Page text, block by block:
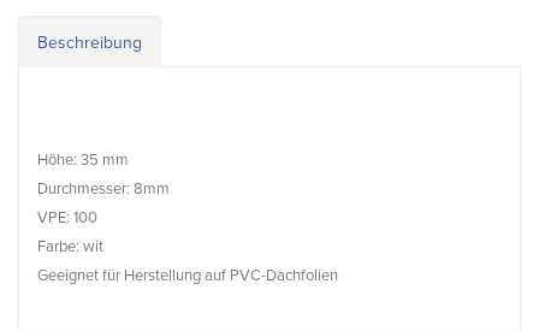
Beschreibung
Höhe: 35 mm
Durchmesser: 8mm
VPE: 100
Farbe: wit
Geeignet für Herstellung auf PVC-Dachfolien